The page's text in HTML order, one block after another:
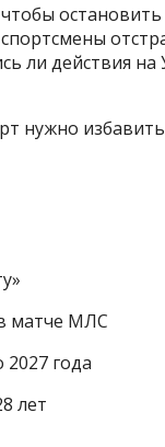
ли действия на
нужно избавить
матче МЛС
года
лет